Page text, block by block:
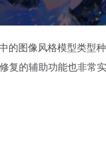
的图像风格模型类型
的辅助功能也非常实